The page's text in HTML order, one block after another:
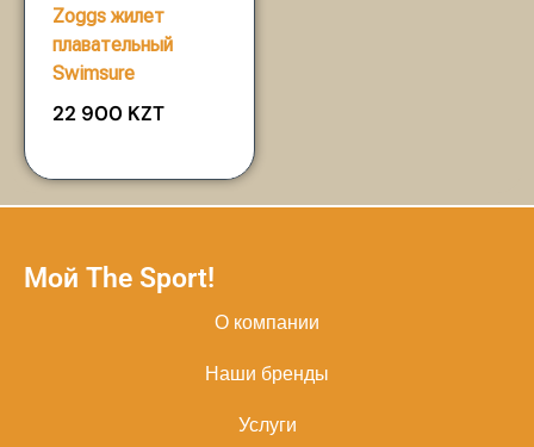
Zoggs жилет
плавательный
Swimsure
22 900 KZT
Мой The Sport!
О компании
Наши бренды
Услуги